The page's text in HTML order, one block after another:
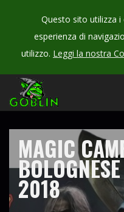
Questo sito utilizza
esperienza di
utilizzo. Leggi la nostra
MAGIC
2018